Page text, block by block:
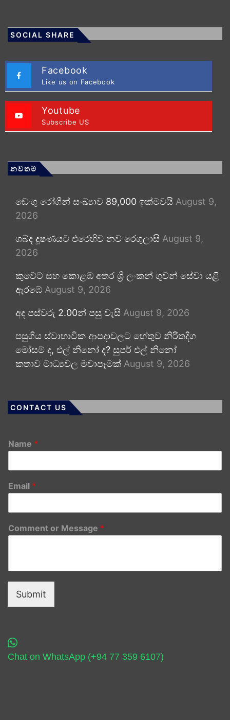
SOCIAL SHARE
Facebook
Like us on Facebook
Youtube
Subscribe US
නවතම
ඩෙංගු රෝගීන් සංඛ්‍යාව 89,000 ඉක්මවයි August 9,
2026
ශබ්ද දූෂණයට එරෙහිව නව රෙගුලාසි August 9,
2026
කුවේට් සහ කොළඹ අතර ශ්‍රී ලංකන් ගුවන් සේවා යළි
ඇරඹේ August 9, 2026
අද පස්වරු 2.00න් පසු වැසි August 9, 2026
පසුගිය ස්වාභාවික ආපදාවලට හේතුව නිරිතදිග
මෝසම් ද, එල් නිනෝ ද? සුපර් එල් නිනෝ
කතාව මාධ්‍යවල මවාපෑමක් August 9, 2026
CONTACT US
Name *
Email *
Comment or Message *
Submit
Chat on WhatsApp (+94 77 359 6107)